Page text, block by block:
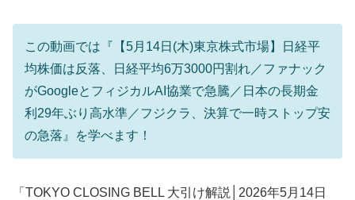
この動画では『【5月14日(木)東京株式市場】日経平
均株価は反落、日経平均6万3000円割れ／ファナック
がGoogleとフィジカルAI協業で急騰／日本の長期金
利29年ぶり高水準／フジクラ、決算で一時ストップ安
の急落』を学べます！
「TOKYO CLOSING BELL 大引け解説│2026年5月14日